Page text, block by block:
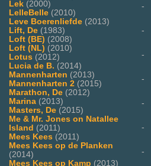
Lek (2000)
LelleBelle (2010)
Leve Boerenliefde (2013)
Lift, De (1983)
Loft (BE) (2008)
Loft (NL) (2010)
Lotus (2012)
Lucia de B. (2014)
Mannenharten (2013)
Mannenharten 2 (2015)
Marathon, De (2012)
Marina (2013)
Masters, De (2015)
Me & Mr. Jones on Natallee
Island (2011)
Mees Kees (2011)
Mees Kees op de Planken
(2014)
Mees Kees op Kamp (2013)
-
-
-
-
-
-
-